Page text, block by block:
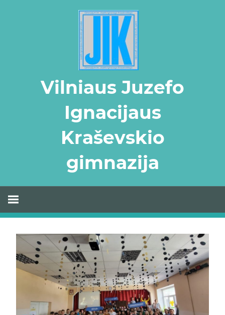
Vilniaus Juzefo
Ignacijaus
Kraševskio
gimnazija